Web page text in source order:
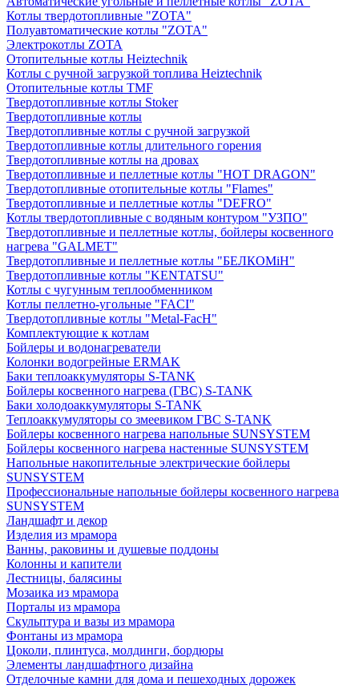
Котлы твердотопливные "ZOTA"
Полуавтоматические котлы "ZOTA"
Электрокотлы ZOTA
Отопительные котлы Heiztechnik
Котлы с ручной загрузкой топлива Heiztechnik
Отопительные котлы TMF
Твердотопливные котлы Stoker
Твердотопливные котлы
Твердотопливные котлы с ручной загрузкой
Твердотопливные котлы длительного горения
Твердотопливные котлы на дровах
Твердотопливные и пеллетные котлы "HOT DRAGON"
Твердотопливные отопительные котлы "Flames"
Твердотопливные и пеллетные котлы "DEFRO"
Котлы твердотопливные с водяным контуром "УЗПО"
Твердотопливные и пеллетные котлы, бойлеры косвенного
нагрева "GALMET"
Твердотопливные и пеллетные котлы "БЕЛКОМiН"
Твердотопливные котлы "KENTATSU"
Котлы с чугунным теплообменником
Котлы пеллетно-угольные "FACI"
Твердотопливные котлы "Metal-FacH"
Комплектующие к котлам
Бойлеры и водонагреватели
Колонки водогрейные ERMAK
Баки теплоаккумуляторы S-TANK
Бойлеры косвенного нагрева (ГВС) S-TANK
Баки холодоаккумуляторы S-TANK
Теплоаккумуляторы со змеевиком ГВС S-TANK
Бойлеры косвенного нагрева напольные SUNSYSTEM
Бойлеры косвенного нагрева настенные SUNSYSTEM
Напольные накопительные электрические бойлеры
SUNSYSTEM
Профессиональные напольные бойлеры косвенного нагрева
SUNSYSTEM
Ландшафт и декор
Изделия из мрамора
Ванны, раковины и душевые поддоны
Колонны и капители
Лестницы, балясины
Мозаика из мрамора
Порталы из мрамора
Скульптура и вазы из мрамора
Фонтаны из мрамора
Цоколи, плинтуса, молдинги, бордюры
Элементы ландшафтного дизайна
Отделочные камни для дома и пешеходных дорожек